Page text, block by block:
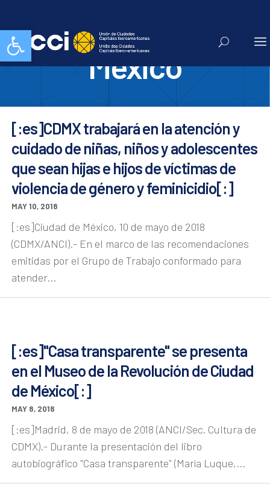
Abrir barra de herramientasCiudad de
México
[:es]CDMX trabajará en la atención y
cuidado de niñas, niños y adolescentes
que sean hijas e hijos de víctimas de
violencia de género y feminicidio[:]
MAY 10, 2018
[:es]Ciudad de México, 10 de mayo de 2018
(CDMX/ANCI).- En el marco de las recomendaciones
emitidas por el Grupo de Trabajo conformado para
atender...
[:es]"Casa transparente" se presenta
en el Museo de la Revolución de Ciudad
de México[:]
MAY 8, 2018
[:es]Madrid, 8 de mayo de 2018 (ANCI/Sec. Cultura de
CDMX).- Durante la presentación del libro
autobiográfico "Casa transparente" (María Luque,...